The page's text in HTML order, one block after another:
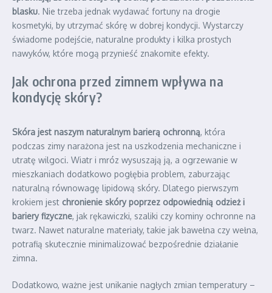
blasku. Nie trzeba jednak wydawać fortuny na drogie
kosmetyki, by utrzymać skórę w dobrej kondycji. Wystarczy
świadome podejście, naturalne produkty i kilka prostych
nawyków, które mogą przynieść znakomite efekty.
Jak ochrona przed zimnem wpływa na
kondycję skóry?
Skóra jest naszym naturalnym barierą ochronną, która
podczas zimy narażona jest na uszkodzenia mechaniczne i
utratę wilgoci. Wiatr i mróz wysuszają ją, a ogrzewanie w
mieszkaniach dodatkowo pogłębia problem, zaburzając
naturalną równowagę lipidową skóry. Dlatego pierwszym
krokiem jest chronienie skóry poprzez odpowiednią odzież i
bariery fizyczne, jak rękawiczki, szaliki czy kominy ochronne na
twarz. Nawet naturalne materiały, takie jak bawełna czy wełna,
potrafią skutecznie minimalizować bezpośrednie działanie
zimna.
Dodatkowo, ważne jest unikanie nagłych zmian temperatury –